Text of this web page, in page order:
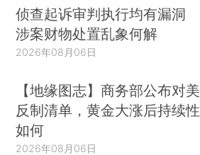
侦查起诉审判执行均有漏洞
涉案财物处置乱象何解
2026年08月06日
【地缘图志】商务部公布对美
反制清单，黄金大涨后持续性
如何
2026年08月06日